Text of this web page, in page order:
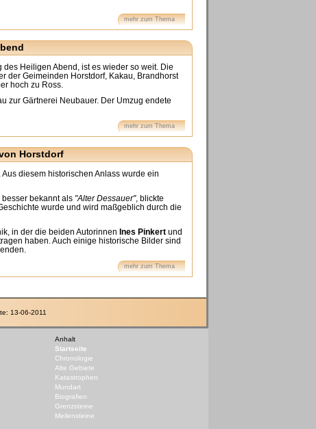
mehr zum Thema
Heiligen Abend, ist es wieder so weit. Die
der Geimeinden Horstdorf, Kakau, Brandhorst
hoch zu Ross.
zur Gärtnerei Neubauer. Der Umzug endete
mehr zum Thema
Horstdorf
diesem historischen Anlass wurde ein
, besser bekannt als "Alter Dessauer", blickte
wurde und wird maßgeblich durch die
in der die beiden Autorinnen Ines Pinkert und
haben. Auch einige historische Bilder sind
mehr zum Thema
13-06-2011
Anhalt
Startseite
Chronologie
Alte Gebiete
Katastrophen
Mundart
Biografien
Grenzsteine
Meilensteine